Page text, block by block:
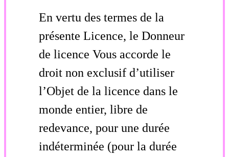
En vertu des termes de la
présente Licence, le Donneur
de licence Vous accorde le
droit non exclusif d’utiliser
l’Objet de la licence dans le
monde entier, libre de
redevance, pour une durée
indéterminée (pour la durée